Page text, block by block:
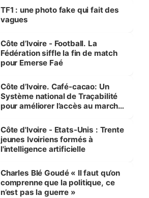
sur la scène internationale »
TF1 : une photo fake qui fait des
vagues
Côte d’Ivoire - Football. La
Fédération siffle la fin de match
pour Emerse Faé
Côte d’Ivoire. Café-cacao: Un
Système national de Traçabilité
pour améliorer l’accès au marché
Côte d'Ivoire - Etats-Unis : Trente
jeunes Ivoiriens formés à
l'intelligence artificielle
Charles Blé Goudé « Il faut qu’on
comprenne que la politique, ce
n’est pas la guerre »